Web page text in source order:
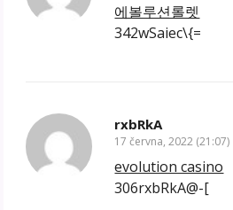
에볼루션롤렛
342wSaiec\{=
rxbRkA
17 června, 2022 (21:07)
evolution casino
306rxbRkA@-[